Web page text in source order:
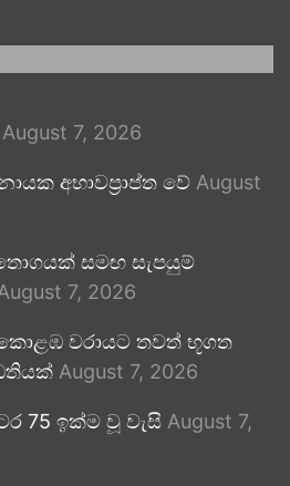
August 7, 2026
අභාවප්‍රාප්ත වේ August
සමඟ සැපයුම්
7, 2026
වරායට තවත් භූගත
August 7, 2026
75 ඉක්ම වූ වැසි August 7,